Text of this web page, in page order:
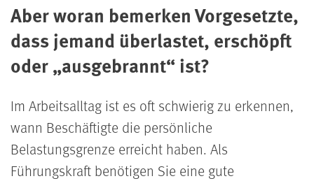
Aber woran bemerken Vorgesetzte,
dass jemand überlastet, erschöpft
oder „ausgebrannt“ ist?
Im Arbeitsalltag ist es oft schwierig zu erkennen,
wann Beschäftigte die persönliche
Belastungsgrenze erreicht haben. Als
Führungskraft benötigen Sie eine gute